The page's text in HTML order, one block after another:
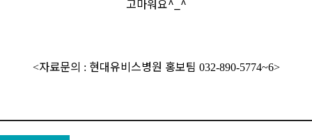
고마워요^_^
<자료문의 : 현대유비스병원 홍보팀 032-890-5774~6>